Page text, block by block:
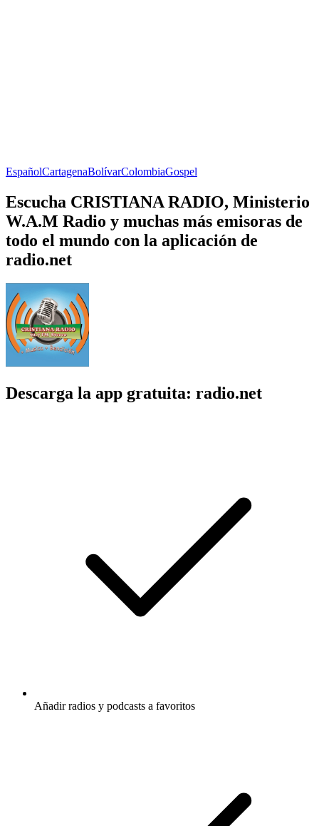
EspañolCartagenaBolívarColombiaGospel
Escucha CRISTIANA RADIO, Ministerio
W.A.M Radio y muchas más emisoras de
todo el mundo con la aplicación de
radio.net
Descarga la app gratuita: radio.net
Añadir radios y podcasts a favoritos